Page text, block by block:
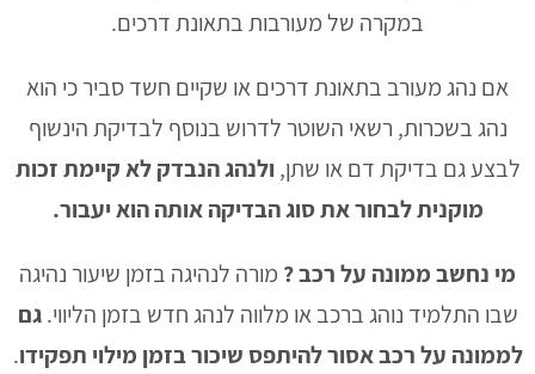
במקרה של מעורבות בתאונת דרכים.
אם נהג מעורב בתאונת דרכים או שקיים חשד סביר כי הוא
נהג בשכרות, רשאי השוטר לדרוש בנוסף לבדיקת הינשוף
לבצע גם בדיקת דם או שתן, ולנהג הנבדק לא קיימת זכות
מוקנית לבחור את סוג הבדיקה אותה הוא יעבור.
מי נחשב ממונה על רכב ? מורה לנהיגה בזמן שיעור נהיגה
שבו התלמיד נוהג ברכב או מלווה לנהג חדש בזמן הליווי.גם
לממונה על רכב אסור להיתפס שיכור בזמן מילוי תפקידו.